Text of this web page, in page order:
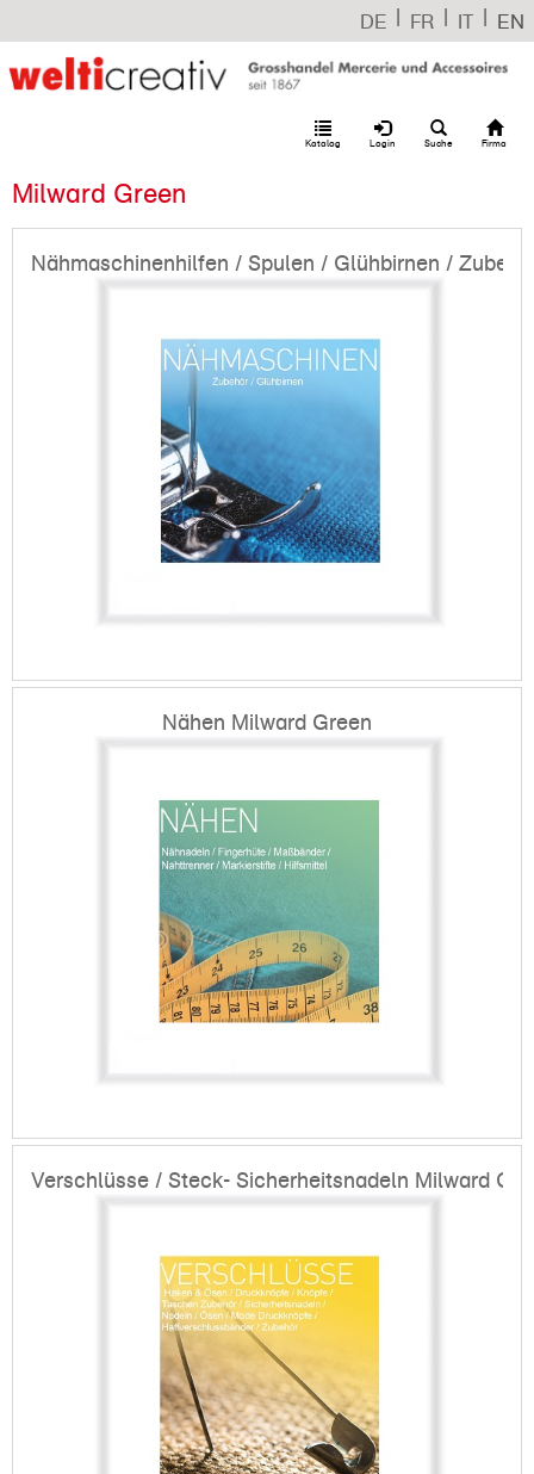
DE | FR | IT | EN
Firma
Suche
Login
Katalog
Milward Green
Nähmaschinenhilfen / Spulen / Glühbirnen /
Nähen Milward Green
Verschlüsse / Steck- Sicherheitsnadeln Milward